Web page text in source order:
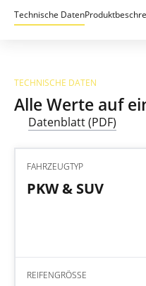
Technische Daten
TECHNISCHE DATEN
Alle Werte auf
Datenblatt (PDF)
FAHRZEUGTYP
PKW & SUV
REIFENGRÖSSE